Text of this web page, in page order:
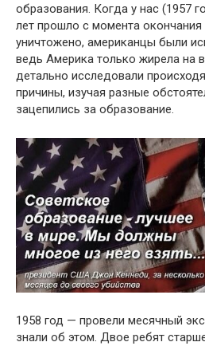
образования. Когда у нас (1957
лет прошло с момента
уничтожено, американцы были
ведь Америка только жирела на
детально исследовали
причины, изучая разные
зацепились за образование.
1958 год — провели месячный
знали об этом. Двое ребят